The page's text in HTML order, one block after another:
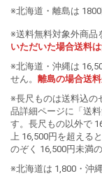
※北海道・離島は
※送料無料対象外商品
いただいた場合送料
※北海道・沖縄は
せん。 離島の場合送
※長尺ものは送料込の
品詳細ページに「送
す。長尺もの以外で
上 16,500円を超える
のぞく 16,500円未満
※北海道は 1,800・沖